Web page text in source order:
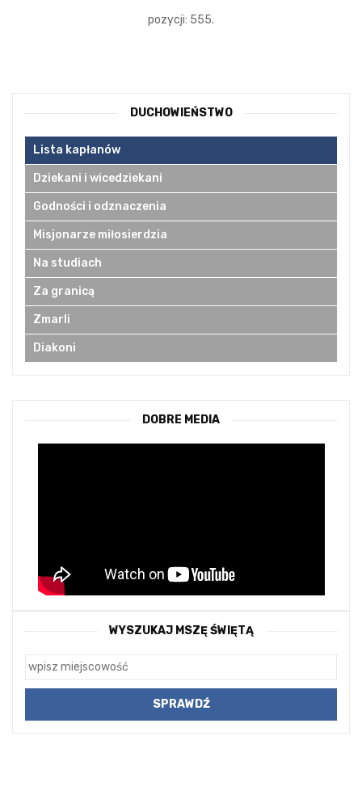
pozycji: 555.
DUCHOWIEŃSTWO
Lista kapłanów
Dziekani i wicedziekani
Godności i odznaczenia
Misjonarze miłosierdzia
Na studiach
Za granicą
Zmarli
Diakoni
DOBRE MEDIA
WYSZUKAJ MSZĘ ŚWIĘTĄ